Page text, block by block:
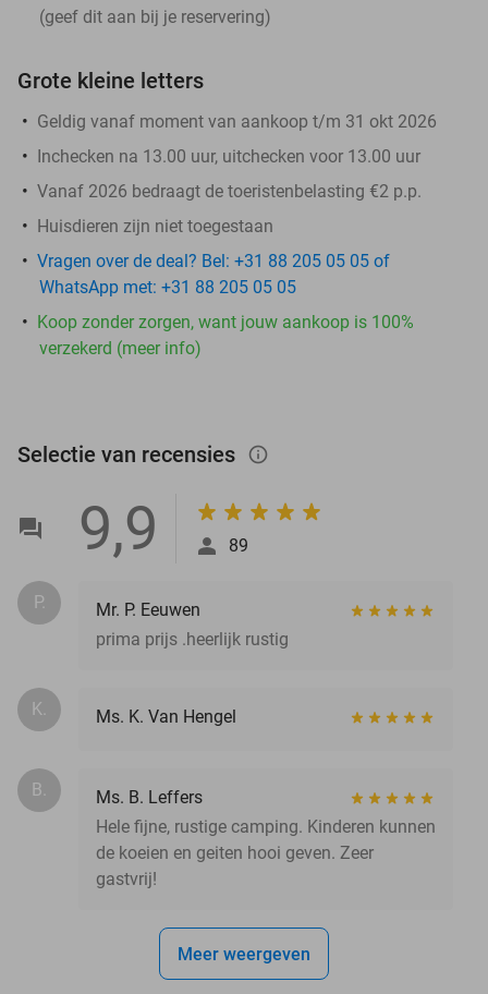
(geef dit aan bij je reservering)
Grote kleine letters
Geldig vanaf moment van aankoop t/m 31 okt 2026
Inchecken na 13.00 uur, uitchecken voor 13.00 uur
Vanaf 2026 bedraagt de toeristenbelasting €2 p.p.
Huisdieren zijn niet toegestaan
Vragen over de deal? Bel: +31 88 205 05 05 of
WhatsApp met: +31 88 205 05 05
Koop zonder zorgen, want jouw aankoop is 100%
verzekerd (meer info)
Selectie van recensies info_outlined
9,9 89
P.
Mr. P. Eeuwen
prima prijs .heerlijk rustig
K. Ms. K. Van Hengel
B.
Ms. B. Leffers
Hele fijne, rustige camping. Kinderen kunnen
de koeien en geiten hooi geven. Zeer
gastvrij!
Meer weergeven